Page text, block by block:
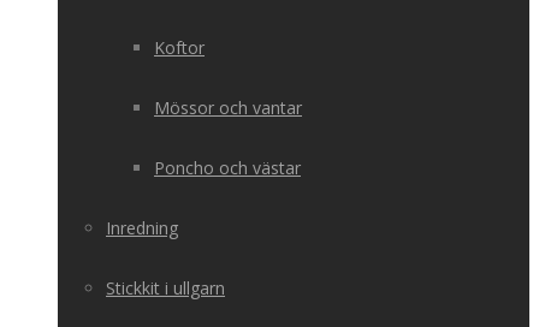
Koftor
Mössor och vantar
Poncho och västar
Inredning
Stickkit i ullgarn